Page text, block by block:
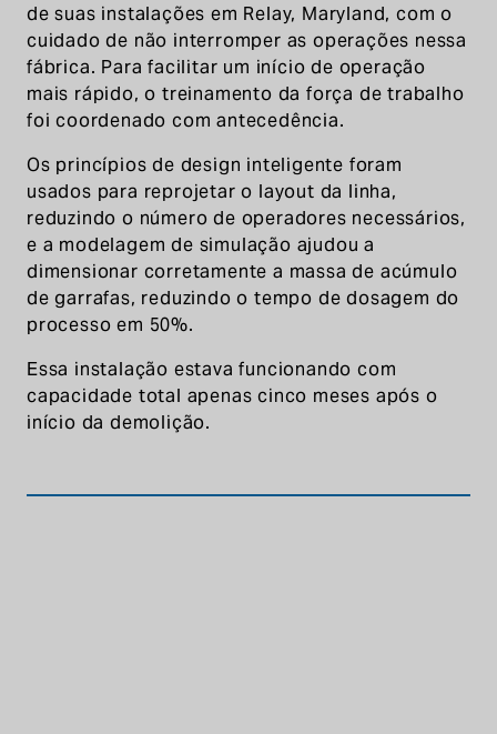
de suas instalações em Relay, Maryland, com o
cuidado de não interromper as operações nessa
fábrica. Para facilitar um início de operação
mais rápido, o treinamento da força de trabalho
foi coordenado com antecedência.
Os princípios de design inteligente foram
usados para reprojetar o layout da linha,
reduzindo o número de operadores necessários,
e a modelagem de simulação ajudou a
dimensionar corretamente a massa de acúmulo
de garrafas, reduzindo o tempo de dosagem do
processo em 50%.
Essa instalação estava funcionando com
capacidade total apenas cinco meses após o
início da demolição.